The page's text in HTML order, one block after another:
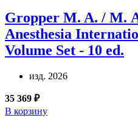
Gropper M. A. / М.
Anesthesia
Volume Set - 10 ed.
изд. 2026
35 369 ₽
В корзину